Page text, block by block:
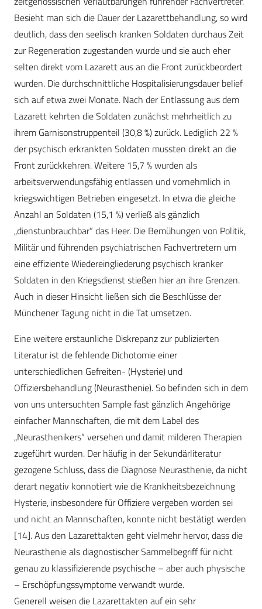
Besieht man sich die Dauer der Lazarettbehandlung, so wird
deutlich, dass den seelisch kranken Soldaten durchaus Zeit
zur Regeneration zugestanden wurde und sie auch eher
selten direkt vom Lazarett aus an die Front zurückbeordert
wurden. Die durchschnittliche Hospitalisierungsdauer belief
sich auf etwa zwei Monate. Nach der Entlassung aus dem
Lazarett kehrten die Soldaten zunächst mehrheitlich zu
ihrem Garnisonstruppenteil (30,8 %) zurück. Lediglich 22 %
der psychisch erkrankten Soldaten mussten direkt an die
Front zurückkehren. Weitere 15,7 % wurden als
arbeitsverwendungsfähig entlassen und vornehmlich in
kriegswichtigen Betrieben eingesetzt. In etwa die gleiche
Anzahl an Soldaten (15,1 %) verließ als gänzlich
„dienstunbrauchbar“ das Heer. Die Bemühungen von Politik,
Militär und führenden psychiatrischen Fachvertretern um
eine effiziente Wiedereingliederung psychisch kranker
Soldaten in den Kriegsdienst stießen hier an ihre Grenzen.
Auch in dieser Hinsicht ließen sich die Beschlüsse der
Münchener Tagung nicht in die Tat umsetzen.
Eine weitere erstaunliche Diskrepanz zur publizierten
Literatur ist die fehlende Dichotomie einer
unterschiedlichen Gefreiten- (Hysterie) und
Offiziersbehandlung (Neurasthenie). So befinden sich in dem
von uns untersuchten Sample fast gänzlich Angehörige
einfacher Mannschaften, die mit dem Label des
„Neurasthenikers“ versehen und damit milderen Therapien
zugeführt wurden. Der häufig in der Sekundärliteratur
gezogene Schluss, dass die Diagnose Neurasthenie, da nicht
derart negativ konnotiert wie die Krankheitsbezeichnung
Hysterie, insbesondere für Offiziere vergeben worden sei
und nicht an Mannschaften, konnte nicht bestätigt werden
[14]. Aus den Lazarettakten geht vielmehr hervor, dass die
Neurasthenie als diagnostischer Sammelbegriff für nicht
genau zu klassifizierende psychische – aber auch physische
– Erschöpfungssymptome verwandt wurde.
Generell weisen die Lazarettakten auf ein sehr